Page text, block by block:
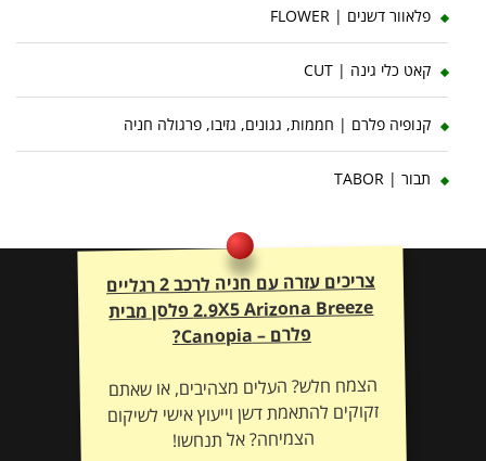
פלאוור דשנים | FLOWER
קאט כלי גינה | CUT
קנופיה פלרם | חממות, גגונים, גזיבו, פרגולה חניה
תבור | TABOR
צריכים עזרה עם חניה לרכב 2 רגליים
2.9X5 Arizona Breezeפלסן מבית
פלרם – Canopia?
הצמח חלש? העלים מצהיבים, או שאתם
זקוקים להתאמת דשן וייעוץ אישי לשיקום
הצמיחה? אל תנחשו!